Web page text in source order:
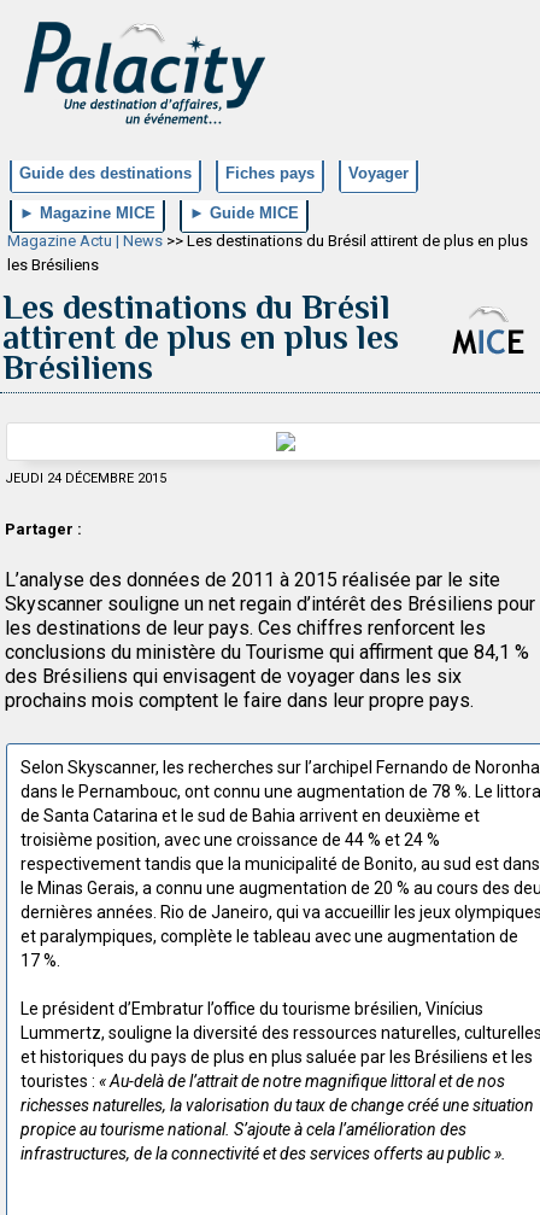
Guide des destinations Fiches pays Voyager
► Magazine MICE
► Guide MICE
Magazine Actu | News >> Les destinations du Brésil attirent de plus en plus
les Brésiliens
Les destinations du Brésil
attirent de plus en plus les
Brésiliens
JEUDI 24 DÉCEMBRE 2015
Partager :
L’analyse des données de 2011 à 2015 réalisée par le site
Skyscanner souligne un net regain d’intérêt des Brésiliens pour
les destinations de leur pays. Ces chiffres renforcent les
conclusions du ministère du Tourisme qui affirment que 84,1 %
des Brésiliens qui envisagent de voyager dans les six
prochains mois comptent le faire dans leur propre pays.
Selon Skyscanner, les recherches sur l’archipel Fernando de
dans le Pernambouc, ont connu une augmentation de 78 %. Le
de Santa Catarina et le sud de Bahia arrivent en deuxième et
troisième position, avec une croissance de 44 % et 24 %
respectivement tandis que la municipalité de Bonito, au sud est dans
le Minas Gerais, a connu une augmentation de 20 % au cours des
dernières années. Rio de Janeiro, qui va accueillir les jeux
et paralympiques, complète le tableau avec une augmentation de
17 %.
Le président d’Embratur l’office du tourisme brésilien, Vinícius
Lummertz, souligne la diversité des ressources naturelles,
et historiques du pays de plus en plus saluée par les Brésiliens et les
touristes : « Au-delà de l’attrait de notre magnifique littoral et de nos
richesses naturelles, la valorisation du taux de change créé une situation
propice au tourisme national. S’ajoute à cela l’amélioration des
infrastructures, de la connectivité et des services offerts au public ».